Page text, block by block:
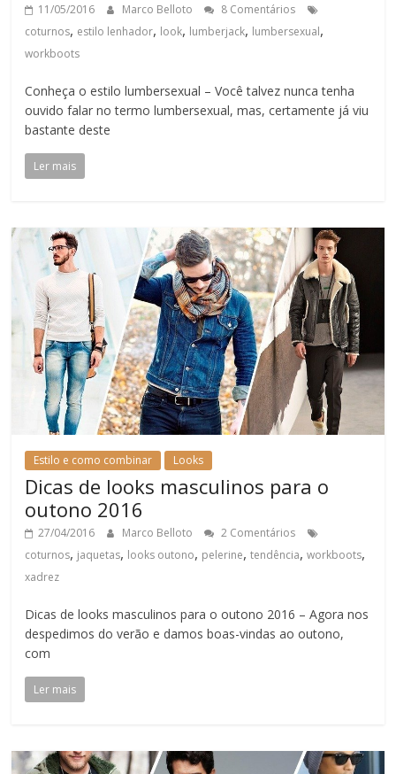
11/05/2016 Marco Belloto
8 Comentários
coturnos, estilo lenhador, look, lumberjack, lumbersexual,
workboots
Conheça o estilo lumbersexual – Você talvez nunca tenha
ouvido falar no termo lumbersexual, mas, certamente já viu
bastante deste
Ler mais
Estilo e como combinar Looks
Dicas de looks masculinos para o
outono 2016
27/04/2016 Marco Belloto
2 Comentários
coturnos, jaquetas, looks outono, pelerine,tendência,workboots,
xadrez
Dicas de looks masculinos para o outono 2016 – Agora nos
despedimos do verão e damos boas-vindas ao outono,
com
Ler mais